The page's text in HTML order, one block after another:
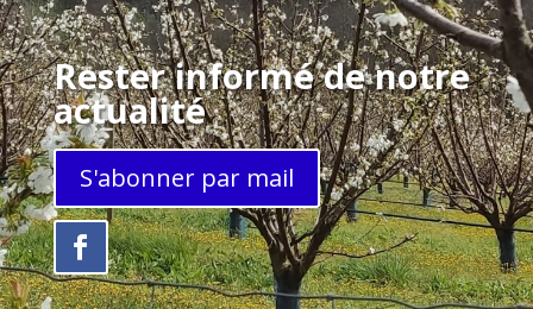
Rester informé de notre
actualité
S'abonner par mail